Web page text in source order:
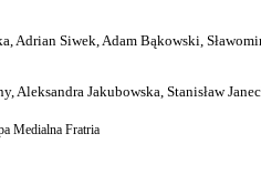
Adrian Siwek, Adam Bąkowski,
Jakubowska, Stanisław
Medialna Fratria